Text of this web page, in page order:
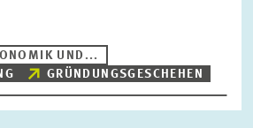
UND...
GRÜNDUNGSGESCHEHEN